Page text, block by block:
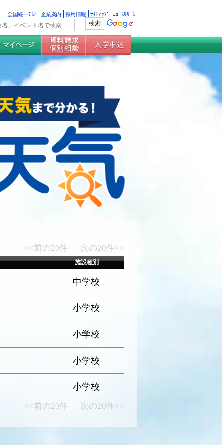
全国統一ﾃｽﾄ 企業案内 採用情報 ｻｲﾄﾏｯﾌﾟ ﾆｭｰｽﾘﾘｰｽ
<<前の20件 ｜ 次の20件>>
施設種別
中学校
小学校
小学校
小学校
小学校
<<前の20件 ｜ 次の20件>>